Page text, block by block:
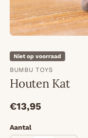
Niet op voorraad
BUMBU TOYS
Houten Kat
€13,95
Aantal